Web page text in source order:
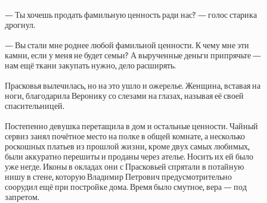
— Ты хочешь продать фамильную ценность ради нас? — голос старика
дрогнул.
— Вы стали мне роднее любой фамильной ценности. К чему мне эти
камни, если у меня не будет семьи? А вырученные деньги припрячьте —
нам ещё ткани закупать нужно, дело расширять.
Прасковья вылечилась, но на это ушло и ожерелье. Женщина, вставая на
ноги, благодарила Веронику со слезами на глазах, называя её своей
спасительницей.
Постепенно девушка перетащила в дом и остальные ценности. Чайный
сервиз занял почётное место на полке в общей комнате, а несколько
роскошных платьев из прошлой жизни, кроме двух самых любимых,
были аккуратно перешиты и проданы через ателье. Носить их ей было
уже негде. Иконы в окладах они с Прасковьей спрятали в потайную
нишу в стене, которую Владимир Петрович предусмотрительно
соорудил ещё при постройке дома. Время было смутное, вера — под
запретом.